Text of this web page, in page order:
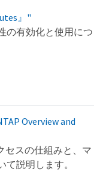
』"
の有効化と使用につ
Overview and
セスの仕組みと、マ
説明します。